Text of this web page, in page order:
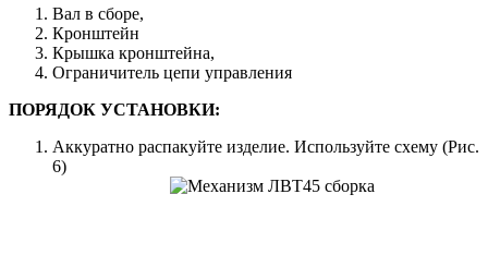
Вал в сборе,
Кронштейн
Крышка кронштейна,
Ограничитель цепи управления
ПОРЯДОК УСТАНОВКИ:
Аккуратно распакуйте изделие. Используйте схему (Рис.
6)